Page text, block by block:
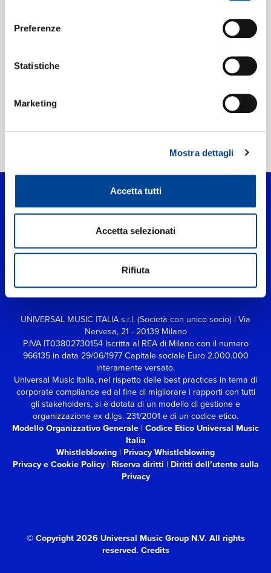
Preferenze
Statistiche
Marketing
Mostra dettagli
Accetta tutti
Accetta selezionati
Rifiuta
Maniac
UNIVERSAL MUSIC ITALIA s.r.l. (Società con unico socio) | Via
Nervesa, 21 - 20139 Milano
P.IVA IT03802730154 Iscritta al REA di Milano con il numero
966135 in data 29/06/1977Capitale sociale Euro 2.000.000
interamente versato.
Universal Music Italia, nel rispetto delle best practices in tema di
corporate compliance ed al fine di migliorare i rapporti con tutti
gli stakeholders,si è dotata di un modello di gestione e
organizzazione ex d.lgs. 231/2001 e di un codice etico.
Modello Organizzativo Generale | Codice Etico Universal Music
Italia
Whistleblowing | Privacy Whistleblowing
Privacy e Cookie Policy| Riserva diritti | Diritti dell’utente sulla
Privacy
© Copyright 2026 Universal Music Group N.V. All rights
reserved. Credits